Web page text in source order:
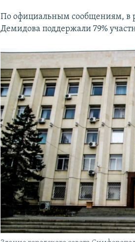
По официальным сообщениям, в
Демидова поддержали 79%